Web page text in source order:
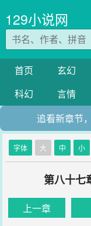
129小说网
首页 玄幻
科幻
言情
追看新章节
字体 大 中 小
第八十七
上一章